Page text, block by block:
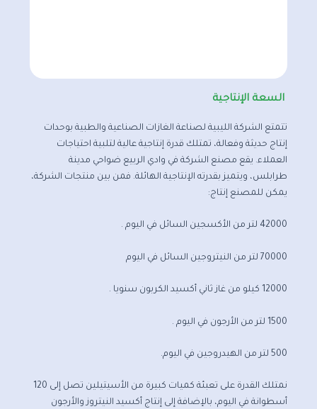
السعة الإنتاجية
تتمتع الشركة الليبية لصناعة الغازات الصناعية والطبية بوحدات
إنتاج حديثة وفعالة، تمتلك قدرة إنتاجية عالية لتلبية احتياجات
العملاء. يقع مصنع الشركة في وادي الربيع ضواحي مدينة
طرابلس، ويتميز بقدرته الإنتاجية الهائلة. فمن بين منتجات الشركة،
يمكن للمصنع إنتاج:
42000 لتر من الأكسجين السائل في اليوم .
70000 لتر من النيتروجين السائل في اليوم
12000 كيلو من غاز ثاني أكسيد الكربون سنويا .
1500 لتر من الأرجون في اليوم .
500 لتر من الهيدروجين في اليوم.
نمتلك القدرة على تعبئة كميات كبيرة من الأسيتيلين تصل إلى 120
أسطوانة في اليوم، بالإضافة إلى إنتاج أكسيد النيتروز والأرجون